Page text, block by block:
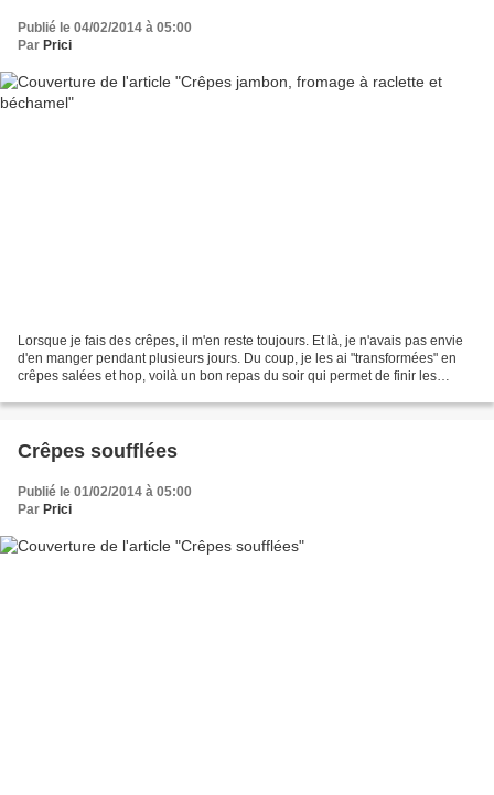
Publié le 04/02/2014 à 05:00
Par Prici
Lorsque je fais des crêpes, il m'en reste toujours. Et là, je n'avais pas envie
d'en manger pendant plusieurs jours. Du coup, je les ai "transformées" en
crêpes salées et hop, voilà un bon repas du soir qui permet de finir les
Crêpes soufflées
Publié le 01/02/2014 à 05:00
Par Prici